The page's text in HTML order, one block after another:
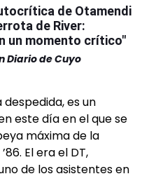
de Otamendi
de River:
un momento crítico"
Diario de Cuyo
despedida, es un
este día en el que se
máxima de la
El era el DT,
de los asistentes en